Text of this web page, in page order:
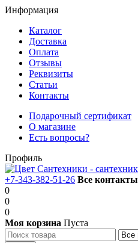
Информация
Каталог
Доставка
Оплата
Отзывы
Реквизиты
Статьи
Контакты
Подарочный сертификат
О магазине
Есть вопросы?
Профиль
+7-343-382-51-26 Все контакты
0
0
0
Моя корзина Пуста